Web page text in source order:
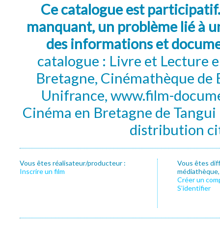
Ce catalogue est
manquant, un problème lié à
des informations et
catalogue : Livre et Lecture
Bretagne, Cinémathèque de
Unifrance, www.film-
Cinéma en Bretagne de
distribution
Vous êtes réalisateur/producteur :
Inscrire un film
Vous êtes
Créer un
S’identifier